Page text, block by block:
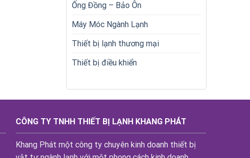
Ống Đồng – Bảo Ôn
Máy Móc Ngành Lạnh
Thiết bị lạnh thương mại
Thiết bị điều khiển
CÔNG TY TNHH THIẾT BỊ LẠNH KHANG PHÁT
Khang Phát một công ty chuyên kinh doanh thiết bị